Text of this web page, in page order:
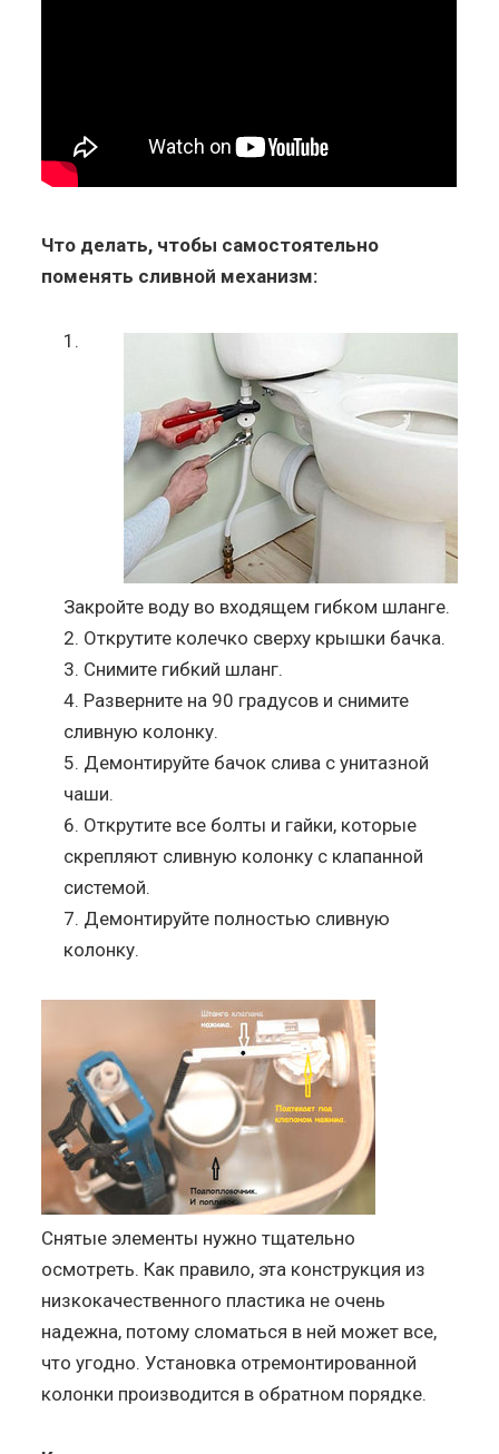
Что делать, чтобы самостоятельно
поменять сливной механизм:
Закройте воду во входящем гибком шланге.
Открутите колечко сверху крышки бачка.
Снимите гибкий шланг.
Разверните на 90 градусов и снимите
сливную колонку.
Демонтируйте бачок слива с унитазной
чаши.
Открутите все болты и гайки, которые
скрепляют сливную колонку с клапанной
системой.
Демонтируйте полностью сливную
колонку.
Снятые элементы нужно тщательно
осмотреть. Как правило, эта конструкция из
низкокачественного пластика не очень
надежна, потому сломаться в ней может все,
что угодно. Установка отремонтированной
колонки производится в обратном порядке.